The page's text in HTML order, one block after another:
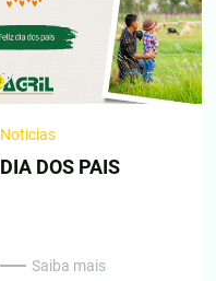
Noticias
DIA DOS PAIS
Saiba mais